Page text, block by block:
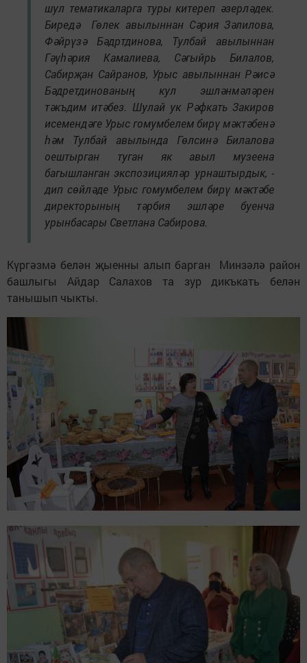
шул тематикаларга туры китереп әзерләдек.
Биредә Гөлек авылыннан Сәрия Зәлилова,
Фәйрүзә Бәдртдинова, Тулбай авылыннан
Гәүһәрия Камалиева, Сәгыйрь Билалов,
Сабирҗан Сайранов, Урыс авылыннан Рәисә
Бәдретдинованың кул эшләнмәләрен
тәкъдим итәбез. Шулай ук Рәфкать Закиров
исемендәге Урыс гомумбелем бирү мәктәбенә
һәм Тулбай авылында Гөлсинә Билалова
оештырган туган як авыл музеена
багышланган экспозицияләр урнаштырдык, -
дип сөйләде Урыс гомумбелем бирү мәктәбе
директорының тәрбия эшләре буенча
урынбасары Светлана Сабирова.
Күргәзмә белән җыенны алып барган Минзәлә район
башлыгы Айдар Салахов та зур дикъкать белән
танышып чыкты.